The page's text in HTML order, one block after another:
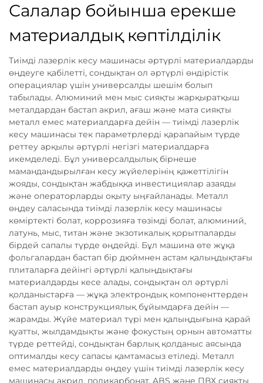
Салалар бойынша ерекше
материалдық көптілділік
Тиімді лазерлік кесу машинасы әртүрлі материалдарды
өңдеуге қабілетті, сондықтан ол әртүрлі өндірістік
операциялар үшін универсалды шешім болып
табылады. Алюминий мен мыс сияқты жарқыратқыш
металдардан бастап акрил, ағаш және мата сияқты
металл емес материалдарға дейін — тиімді лазерлік
кесу машинасы тек параметрлерді қарапайым түрде
реттеу арқылы әртүрлі негізгі материалдарға
икемделеді. Бұл универсалдылық бірнеше
мамандандырылған кесу жүйелерінің қажеттілігін
жояды, сондықтан жабдыққа инвестициялар азаяды
және операторларды оқыту ыңғайланады. Металл
өңдеу саласында тиімді лазерлік кесу машинасы
көміртекті болат, коррозияға төзімді болат, алюминий,
латунь, мыс, титан және экзотикалық қорытпаларды
бірдей сапалы түрде өңдейді. Бұл машина өте жұқа
фольгалардан бастап бір дюймнен астам қалыңдықтағы
плиталарға дейінгі әртүрлі қалыңдықтағы
материалдарды кесе алады, сондықтан ол әртүрлі
қолданыстарға — жұқа электрондық компоненттерден
бастап ауыр конструкциялық бұйымдарға дейін —
жарамды. Жүйе материал түрі мен қалыңдығына қарай
қуатты, жылдамдықты және фокустың орнын автоматты
түрде реттейді, сондықтан барлық қолданыс аясында
оптималды кесу сапасы қамтамасыз етіледі. Металл
емес материалдарды өңдеу үшін тиімді лазерлік кесу
машинасы акрил, поликарбонат, ABS және ПВХ сияқты